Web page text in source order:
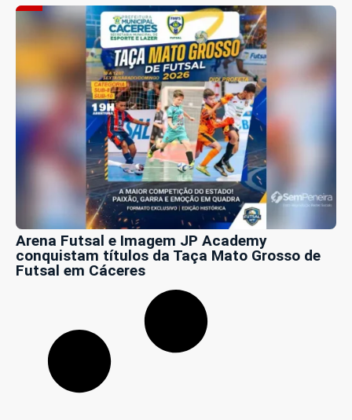
Arena Futsal e Imagem JP Academy
conquistam títulos da Taça Mato Grosso de
Futsal em Cáceres